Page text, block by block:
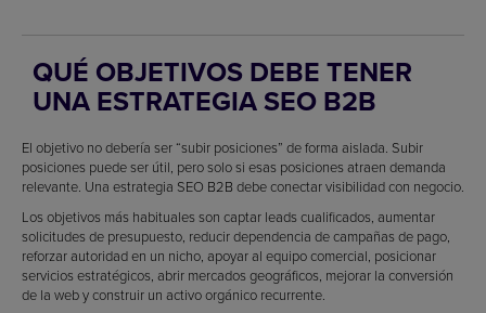
QUÉ OBJETIVOS DEBE TENER
UNA ESTRATEGIA SEO B2B
El objetivo no debería ser “subir posiciones” de forma aislada. Subir
posiciones puede ser útil, pero solo si esas posiciones atraen demanda
relevante. Una estrategia SEO B2B debe conectar visibilidad con negocio.
Los objetivos más habituales son captar leads cualificados, aumentar
solicitudes de presupuesto, reducir dependencia de campañas de pago,
reforzar autoridad en un nicho, apoyar al equipo comercial, posicionar
servicios estratégicos, abrir mercados geográficos, mejorar la conversión
de la web y construir un activo orgánico recurrente.